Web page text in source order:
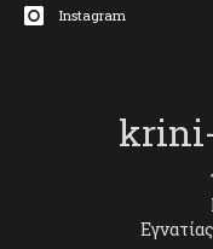
Instagram